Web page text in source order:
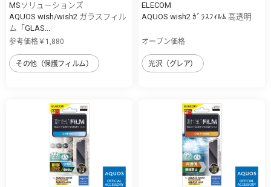
MSソリューションズ
AQUOS wish/wish2 ガラスフィル
ム「GLAS...
参考価格￥1,880
その他（保護フィルム）
ELECOM
AQUOS wish2 ｶﾞﾗｽﾌｨﾙﾑ 高透明
オープン価格
光沢（グレア）